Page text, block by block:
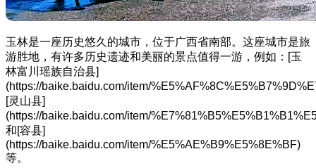
玉林是一座历史悠久的城市，位于广西省南部。这座城市是旅
游胜地，有许多历史遗迹和美丽的景点值得一游，例如：[玉
林富川瑶族自治县]
(https://baike.baidu.com/item/
[灵山县]
(https://baike.baidu.com/item/
和[容县]
(https://baike.baidu.com/item/%E5%AE%B9%E5%8E%BF)
等。